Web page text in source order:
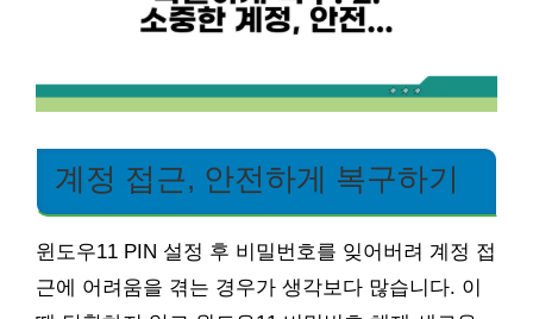
계정 접근, 안전하게 복구하기
윈도우11 PIN 설정 후 비밀번호를 잊어버려 계정 접
근에 어려움을 겪는 경우가 생각보다 많습니다. 이